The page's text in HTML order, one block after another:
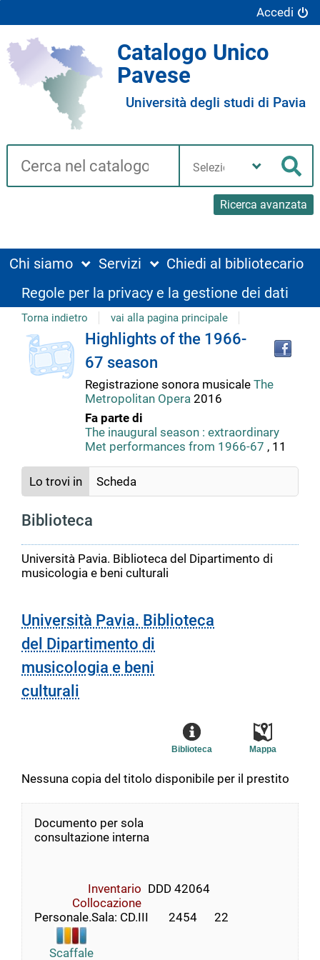
Accedi
Catalogo Unico
Pavese
Università degli studi di Pavia
Cerca su "Catalogo"
Ricerca avanzata
biblioteca
Chi siamo Servizi
Chiedi al bibliotecario
Regole per la privacy e la gestione dei dati
Torna indietro vai alla pagina principale
Dettaglio
del
documento
copertina
Highlights of the 1966-
67 season
Registrazione sonora musicale The
Metropolitan Opera 2016
Fa parte di
The inaugural season : extraordinary
Met performances from 1966-67 , 11
Lo trovi in Scheda
Biblioteca
Università Pavia. Biblioteca del Dipartimento di
musicologia e beni culturali
Università Pavia. Biblioteca
del Dipartimento di
musicologia e beni
culturali
Mappa
Biblioteca
Nessuna copia del titolo disponibile per il prestito
Documento per sola
consultazione interna
Inventario DDD 42064
Collocazione
Personale.Sala: CD.III       2454      22
Scaffale